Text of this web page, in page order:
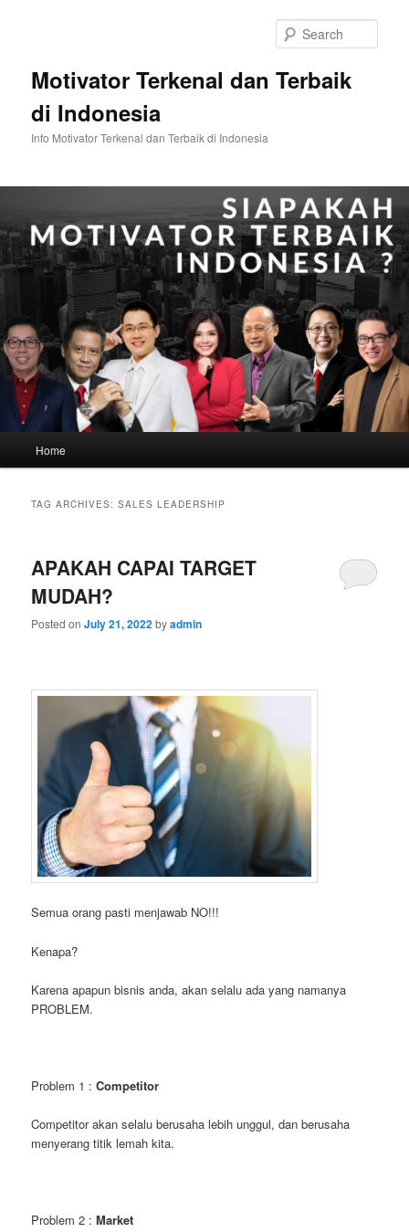
Motivator Terkenal dan Terbaik
di Indonesia
Info Motivator Terkenal dan Terbaik di Indonesia
Home
TAG ARCHIVES:SALES LEADERSHIP
APAKAH CAPAI TARGET
MUDAH?
Posted onJuly 21, 2022byadmin
Semua orang pasti menjawab NO!!!
Kenapa?
Karena apapun bisnis anda, akan selalu ada yang namanya
PROBLEM.
Problem 1 :Competitor
Competitor akan selalu berusaha lebih unggul, dan berusaha
menyerang titik lemah kita.
Problem 2 :Market